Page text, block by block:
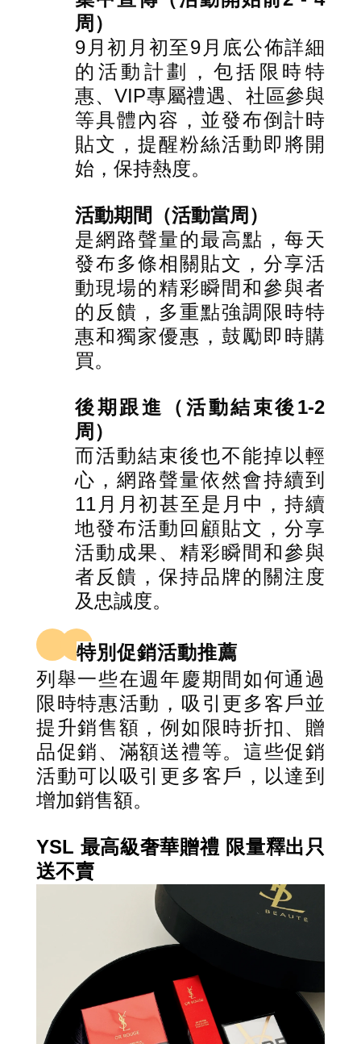
周）
9月初月初至9月底公佈詳細
的活動計劃，包括限時特
惠、VIP專屬禮遇、社區參與
等具體內容，並發布倒計時
貼文，提醒粉絲活動即將開
始，保持熱度。
活動期間（活動當周）
是網路聲量的最高點，每天
發布多條相關貼文，分享活
動現場的精彩瞬間和參與者
的反饋，多重點強調限時特
惠和獨家優惠，鼓勵即時購
買。
後期跟進（活動結束後1-2
周）
而活動結束後也不能掉以輕
心，網路聲量依然會持續到
11月月初甚至是月中，持續
地發布活動回顧貼文，分享
活動成果、精彩瞬間和參與
者反饋，保持品牌的關注度
及忠誠度。
特別促銷活動推薦
列舉一些在週年慶期間如何通過
限時特惠活動，吸引更多客戶並
提升銷售額，例如限時折扣、贈
品促銷、滿額送禮等。這些促銷
活動可以吸引更多客戶，以達到
增加銷售額。
YSL 最高級奢華贈禮 限量釋出只
送不賣